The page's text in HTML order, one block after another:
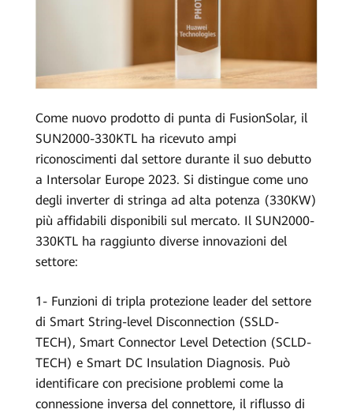
Come nuovo prodotto di punta di FusionSolar, il
SUN2000-330KTL ha ricevuto ampi
riconoscimenti dal settore durante il suo debutto
a Intersolar Europe 2023. Si distingue come uno
degli inverter di stringa ad alta potenza (330KW)
più affidabili disponibili sul mercato. Il SUN2000-
330KTL ha raggiunto diverse innovazioni del
settore:
1- Funzioni di tripla protezione leader del settore
di Smart String-level Disconnection (SSLD-
TECH), Smart Connector Level Detection (SCLD-
TECH) e Smart DC Insulation Diagnosis. Può
identificare con precisione problemi come la
connessione inversa del connettore, il riflusso di